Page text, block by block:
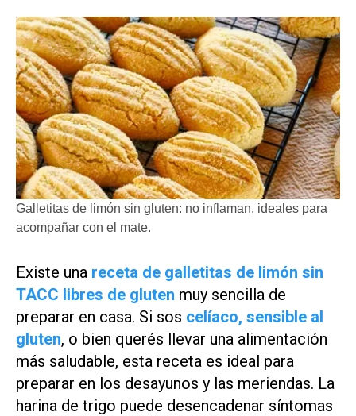
Galletitas de limón sin gluten: no inflaman, ideales para
acompañar con el mate.
Existe una receta de galletitas de limón sin
TACC libres de gluten muy sencilla de
preparar en casa. Si sos celíaco, sensible al
gluten, o bien querés llevar una alimentación
más saludable, esta receta es ideal para
preparar en los desayunos y las meriendas. La
harina de trigo puede desencadenar síntomas